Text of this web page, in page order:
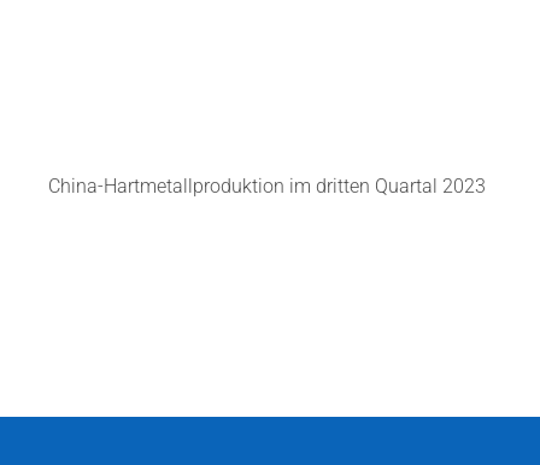
China-Hartmetallproduktion im dritten Quartal 2023